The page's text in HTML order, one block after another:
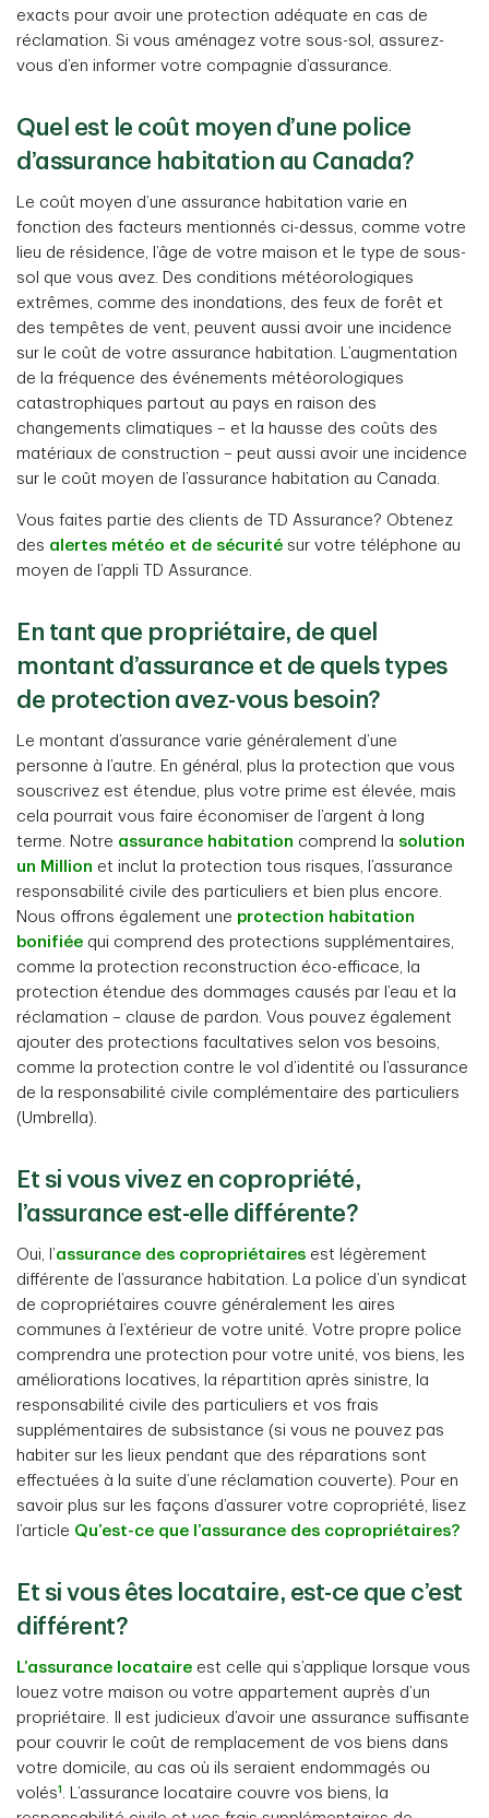
exacts pour avoir une protection adéquate en cas de
réclamation. Si vous aménagez votre sous-sol, assurez-
vous d’en informer votre compagnie d’assurance.
Quel est le coût moyen d’une police
d’assurance habitation au Canada?
Le coût moyen d’une assurance habitation varie en
fonction des facteurs mentionnés ci-dessus, comme votre
lieu de résidence, l’âge de votre maison et le type de sous-
sol que vous avez. Des conditions météorologiques
extrêmes, comme des inondations, des feux de forêt et
des tempêtes de vent, peuvent aussi avoir une incidence
sur le coût de votre assurance habitation. L’augmentation
de la fréquence des événements météorologiques
catastrophiques partout au pays en raison des
changements climatiques – et la hausse des coûts des
matériaux de construction – peut aussi avoir une incidence
sur le coût moyen de l’assurance habitation au Canada.
Vous faites partie des clients de TD Assurance? Obtenez
des alertes météo et de sécurité sur votre téléphone au
moyen de l’appli TD Assurance.
En tant que propriétaire, de quel
montant d’assurance et de quels types
de protection avez-vous besoin?
Le montant d’assurance varie généralement d’une
personne à l’autre. En général, plus la protection que vous
souscrivez est étendue, plus votre prime est élevée, mais
cela pourrait vous faire économiser de l’argent à long
terme. Notre assurance habitation comprend la solution
un Million et inclut la protection tous risques, l’assurance
responsabilité civile des particuliers et bien plus encore.
Nous offrons également une protection habitation
bonifiée qui comprend des protections supplémentaires,
comme la protection reconstruction éco-efficace, la
protection étendue des dommages causés par l’eau et la
réclamation – clause de pardon. Vous pouvez également
ajouter des protections facultatives selon vos besoins,
comme la protection contre le vol d’identité ou l’assurance
de la responsabilité civile complémentaire des particuliers
(Umbrella).
Et si vous vivez en copropriété,
l’assurance est-elle différente?
Oui, l’assurance des copropriétaires est légèrement
différente de l’assurance habitation. La police d’un syndicat
de copropriétaires couvre généralement les aires
communes à l’extérieur de votre unité. Votre propre police
comprendra une protection pour votre unité, vos biens, les
améliorations locatives, la répartition après sinistre, la
responsabilité civile des particuliers et vos frais
supplémentaires de subsistance (si vous ne pouvez pas
habiter sur les lieux pendant que des réparations sont
effectuées à la suite d’une réclamation couverte). Pour en
savoir plus sur les façons d’assurer votre copropriété, lisez
l’article Qu’est-ce que l’assurance des copropriétaires?
Et si vous êtes locataire, est-ce que c’est
différent?
L’assurance locataire est celle qui s’applique lorsque vous
louez votre maison ou votre appartement auprès d’un
propriétaire. Il est judicieux d’avoir une assurance suffisante
pour couvrir le coût de remplacement de vos biens dans
votre domicile, au cas où ils seraient endommagés ou
volés1
. L’assurance locataire couvre vos biens, la